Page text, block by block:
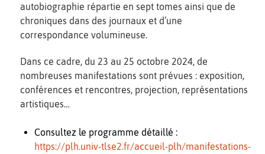
autobiographie répartie en sept tomes ainsi que de
chroniques dans des journaux et d’une
correspondance volumineuse.
Dans ce cadre, du 23 au 25 octobre 2024, de
nombreuses manifestations sont prévues : exposition,
conférences et rencontres, projection, représentations
artistiques…
Consultez le programme détaillé :
https://plh.univ-tlse2.fr/accueil-plh/manifestations-